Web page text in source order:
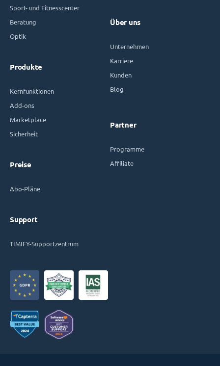
Sport- und Fitnesscenter
Beratung
Optik
Produkte
Kernfunktionen
Add-ons
Marketplace
Sicherheit
Preise
Abo-Pläne
Support
TIMIFY-Supportzentrum
Über uns
Unternehmen
Karriere
Kunden
Blog
Partner
Programme
Affiliate